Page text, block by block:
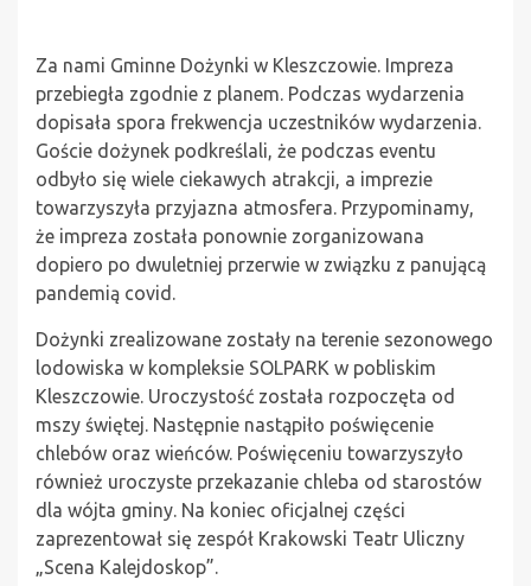
Za nami Gminne Dożynki w Kleszczowie. Impreza
przebiegła zgodnie z planem. Podczas wydarzenia
dopisała spora frekwencja uczestników wydarzenia.
Goście dożynek podkreślali, że podczas eventu
odbyło się wiele ciekawych atrakcji, a imprezie
towarzyszyła przyjazna atmosfera. Przypominamy,
że impreza została ponownie zorganizowana
dopiero po dwuletniej przerwie w związku z panującą
pandemią covid.
Dożynki zrealizowane zostały na terenie sezonowego
lodowiska w kompleksie SOLPARK w pobliskim
Kleszczowie. Uroczystość została rozpoczęta od
mszy świętej. Następnie nastąpiło poświęcenie
chlebów oraz wieńców. Poświęceniu towarzyszyło
również uroczyste przekazanie chleba od starostów
dla wójta gminy. Na koniec oficjalnej części
zaprezentował się zespół Krakowski Teatr Uliczny
„Scena Kalejdoskop”.